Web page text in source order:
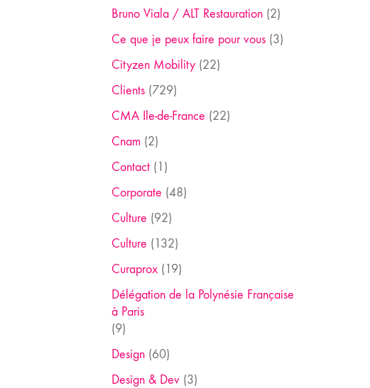
Bruno Viala / ALT Restauration(2)
Ce que je peux faire pour vous(3)
Cityzen Mobility(22)
Clients(729)
CMA Ile-de-France (22)
Cnam (2)
Contact(1)
Corporate (48)
Culture (92)
Culture (132)
Curaprox(19)
Délégation de la Polynésie Française
à Paris
(9)
Design(60)
Design & Dev(3)